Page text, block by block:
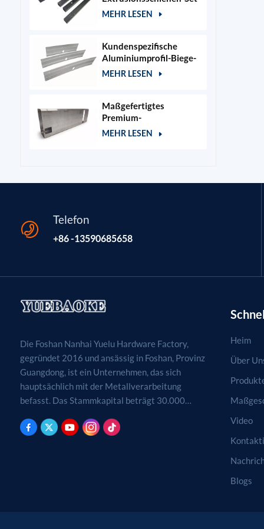
für 400x400mm
MEHR LESEN
Kundenspezifische
Aluminiumprofil-Biege-
und Stanzteile
MEHR LESEN
Maßgefertigtes
Premium-
Aluminiumgehäuse für
MEHR LESEN
Telefon
+86 -13590685658
Die Foshan Nanhai Yuelu Hardware Factory,
gegründet 2016 und ansässig in Foshan, Provinz
Guangdong, ist ein Unternehmen, das sich
hauptsächlich mit der Metallverarbeitung
befasst. Das Stammkapital beträgt 30.000
Produktion und der Vertrieb von
Heim
Über
Video
Blogs